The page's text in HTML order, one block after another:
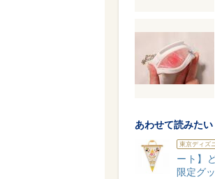
あわせて読みたい
東京ディズ
ート】
限定グ